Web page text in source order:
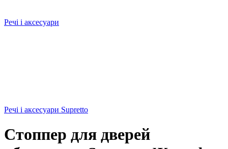
Речі і аксесуари
Речі і аксесуари Supretto
Стоппер для дверей